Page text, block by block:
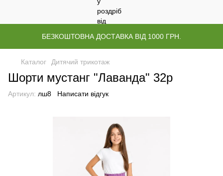
БЕЗКОШТОВНА ДОСТАВКА ВІД 1000 ГРН.
Каталог Дитячий трикотаж
Шорти мустанг "Лаванда" 32р
Артикул: лш8 Написати відгук